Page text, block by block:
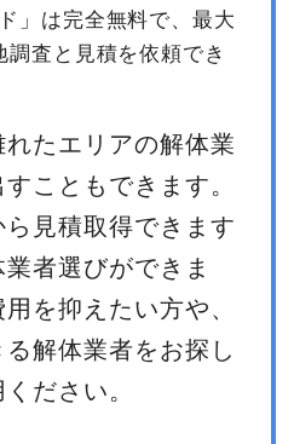
」は完全無料で、最大
査と見積を依頼でき
たエリアの解体業
こともできます。
見積取得できます
者選びができま
を抑えたい方や、
解体業者をお探し
ださい。